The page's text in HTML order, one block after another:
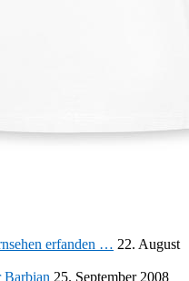
erfanden … 22. August
Barbian 25. September 2008